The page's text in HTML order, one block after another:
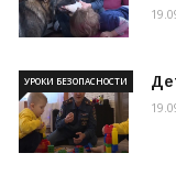
УРОКИ БЕЗОПАСНОСТИ